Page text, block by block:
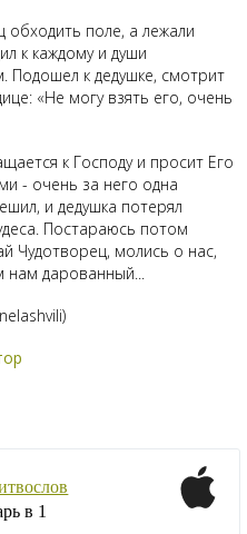
обходить поле, а лежали
к каждому и души
Подошел к дедушке, смотрит
«Не могу взять его, очень
к Господу и просит Его
- очень за него одна
и дедушка потерял
Постараюсь потом
Чудотворец, молись о нас,
нам дарованный...
в 1